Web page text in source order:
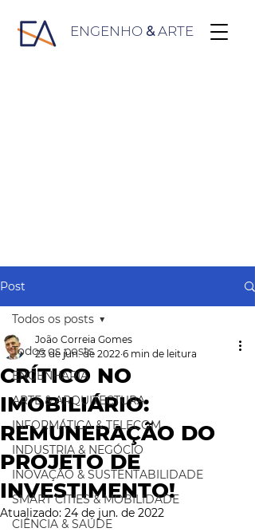
ENGENHO &ARTE
Post
Todos os posts
ENGENHARIA
ARTE & ARQUITECTURA
INFORMÁTICA & TELECOM
INDUSTRIA & NEGÓCIO
INOVAÇÃO & SUSTENTABILIDADE
SMART CITIES & MOBILIDADE
CIÊNCIA & SAÚDE
Todos os posts
CRÍTICO NO
IMOBILIÁRIO:
REMUNERAÇÃO DO
PROJETO DE
INVESTIMENTO!
João Correia Gomes
23 de jun. de 2022 6 min de leitura
Atualizado: 24 de jun. de 2022